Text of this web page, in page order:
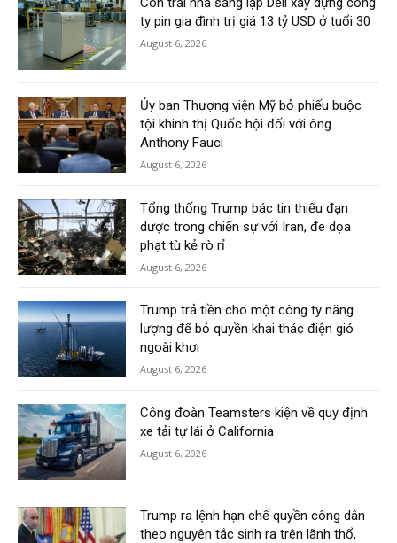
ty pin gia đình trị giá 13 tỷ USD ở tuổi 30
August 6, 2026
Ủy ban Thượng viện Mỹ bỏ phiếu buộc
tội khinh thị Quốc hội đối với ông
Anthony Fauci
August 6, 2026
Tổng thống Trump bác tin thiếu đạn
dược trong chiến sự với Iran, đe dọa
phạt tù kẻ rò rỉ
August 6, 2026
Trump trả tiền cho một công ty năng
lượng để bỏ quyền khai thác điện gió
ngoài khơi
August 6, 2026
Công đoàn Teamsters kiện về quy định
xe tải tự lái ở California
August 6, 2026
Trump ra lệnh hạn chế quyền công dân
theo nguyên tắc sinh ra trên lãnh thổ,